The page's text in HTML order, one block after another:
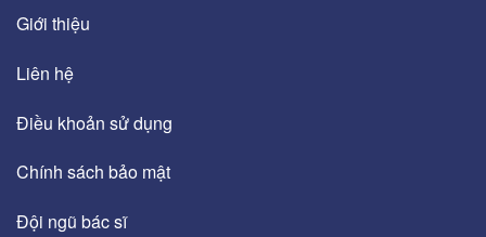
Giới thiệu
Liên hệ
Điều khoản sử dụng
Chính sách bảo mật
Đội ngũ bác sĩ